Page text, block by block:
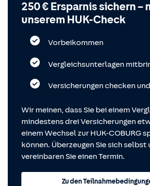
250 € Ersparnis sichern –
unserem HUK-Check
Vorbeikommen
Vergleichsunterlagen
Versicherungen checken
Wir meinen, dass Sie bei einem
mindestens drei Versicherungen
einem Wechsel zur HUK-COBURG
können. Überzeugen Sie sich selbst
vereinbaren Sie einen Termin.
Zu den